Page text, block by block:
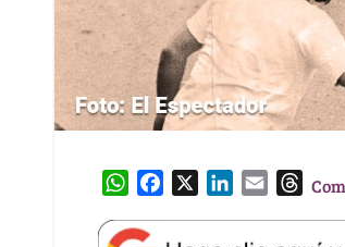
W
a
T